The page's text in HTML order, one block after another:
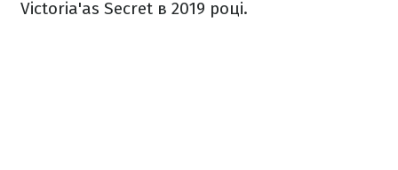
Victoria'as Secret в 2019 році.